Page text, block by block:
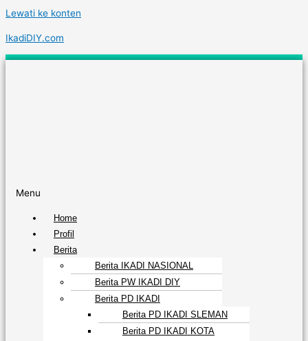
Lewati ke konten
IkadiDIY.com
Menu
Home
Profil
Berita
Berita IKADI NASIONAL
Berita PW IKADI DIY
Berita PD IKADI
Berita PD IKADI SLEMAN
Berita PD IKADI KOTA